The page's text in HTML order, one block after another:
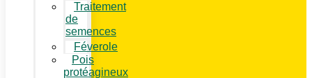
Traitement
de
semences
Féverole
Pois
protéagineux